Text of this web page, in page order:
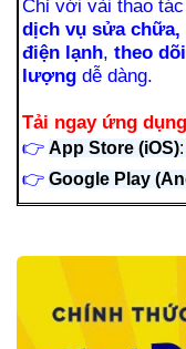
Chỉ với vài thao
dịch vụ sửa
điện lạnh,theo
lượng dễ dàng.
Tải ngay ứng
👉 App Store (iOS)
👉 Google Play